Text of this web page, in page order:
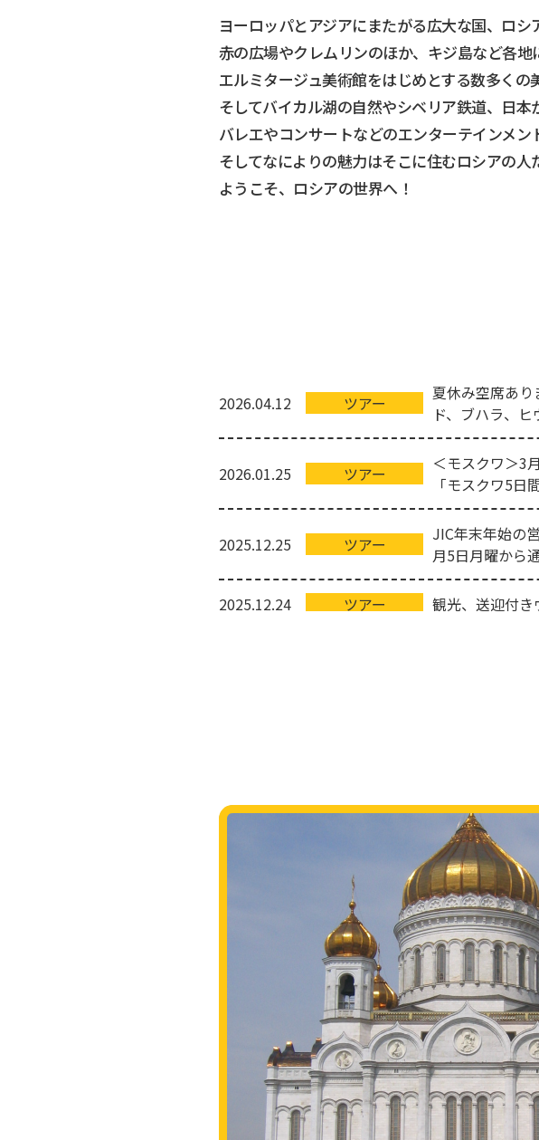
ヨーロッパとアジアにまたがる広大な国、ロシ
赤の広場やクレムリンのほか、 キジ島など各地
エルミタージュ美術館をはじめとする数多くの
そしてバイカル湖の自然やシベリア鉄道、日
バレエやコンサートなどのエンターテインメン
そしてなによりの魅力はそこに住むロシアの人
ようこそ、ロシアの世界へ！
2026.04.12 ツアー
夏休み空席あ
ド、ブハラ、
2026.01.25 ツアー
＜モスクワ＞3
「モスクワ5日
2025.12.25 ツアー
JIC年末年始の
月5日月曜から
2025.12.24 ツアー 観光、送迎付
【募集開始】
年末年始空席
半日市内観光
ツアー
成田・関西・
た！
ツアー
ご旅行・留学
れてのご相談は